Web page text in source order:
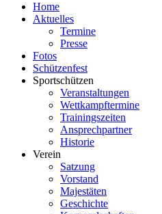
Home
Aktuelles
Termine
Presse
Fotos
Schützenfest
Sportschützen
Veranstaltungen
Wettkampftermine
Trainingszeiten
Ansprechpartner
Historie
Verein
Satzung
Vorstand
Majestäten
Geschichte